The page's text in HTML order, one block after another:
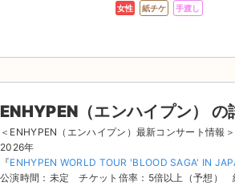
女性 紙チケ 手渡し
ENHYPEN（エンハイプン） の
＜ENHYPEN（エンハイプン）最新コンサート情報＞
2026年
『ENHYPEN WORLD TOUR 'BLOOD SAGA' IN
公演時間：未定 チケット倍率：5倍以上（予想）